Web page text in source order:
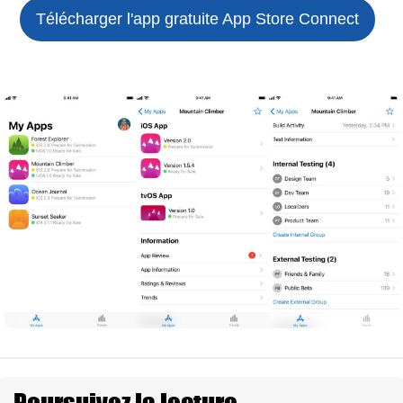
Télécharger l'app gratuiteApp Store Connect